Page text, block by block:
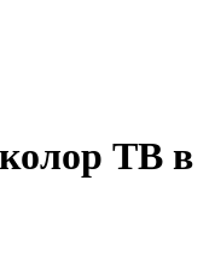
ТВ в